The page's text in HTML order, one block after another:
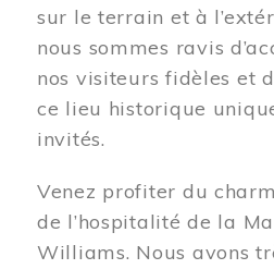
sur le terrain et à
nous sommes ravis
nos visiteurs fidèles et
ce lieu historique
invités.
Venez profiter du
de l’hospitalité de la
Williams. Nous avons